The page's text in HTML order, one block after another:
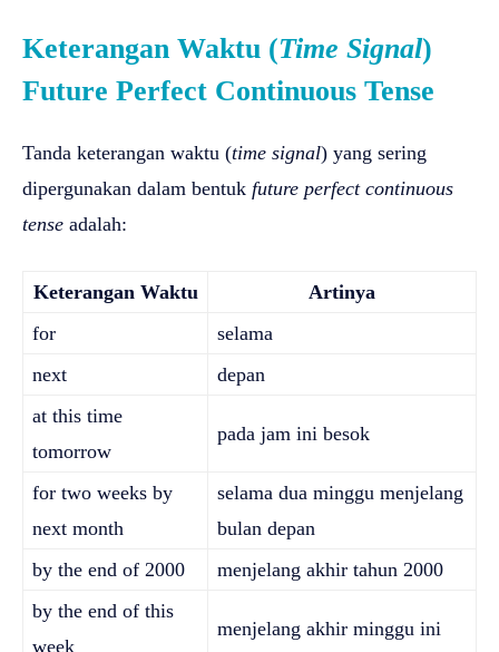
Keterangan Waktu (Time Signal)
Future Perfect Continuous Tense
Tanda keterangan waktu (time signal) yang sering
dipergunakan dalam bentuk future perfect continuous
tense adalah:
Keterangan Waktu
Artinya
for
selama
next
depan
at this time
tomorrow
pada jam ini besok
for two weeks by
next month
selama dua minggu menjelang
bulan depan
by the end of 2000
menjelang akhir tahun 2000
by the end of this
week
menjelang akhir minggu ini